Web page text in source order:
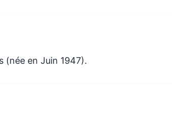
(née en Juin 1947).